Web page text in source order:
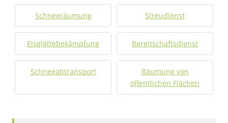
Schneeräumung Streudienst
Eisglättebekämpfung Bereitschaftsdienst
Schneeabtransport
Räumung von
öffentlichen Flächen